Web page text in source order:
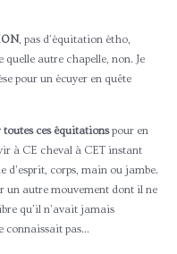
, pas d’équitation étho,
autre chapelle, non. Je
pour un écuyer en quête
toutes ces équitationspour en
à CE cheval à CET instant
d’esprit, corps, main ou jambe.
un autre mouvement dont il ne
qu’il n’avait jamais
connaissait pas…